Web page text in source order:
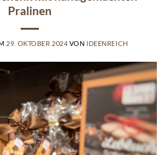
Pralinen
29. OKTOBER 2024 VON IDEENREICH